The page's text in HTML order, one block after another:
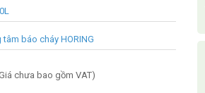
tâm báo cháy HORING
chưa bao gồm VAT)